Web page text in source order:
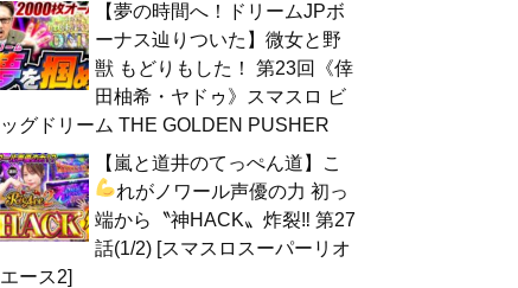
【夢の時間へ！ドリームJPボ
ーナス辿りついた】微女と野
獣 もどりもした！ 第23回《倖
田柚希・ヤドゥ》スマスロ ビ
ッグドリーム THE GOLDEN PUSHER
【嵐と道井のてっぺん道】こ
れがノワール声優の力 初っ
端から〝神HACK〟炸裂‼ 第27
話(1/2) [スマスロスーパーリオ
エース2]